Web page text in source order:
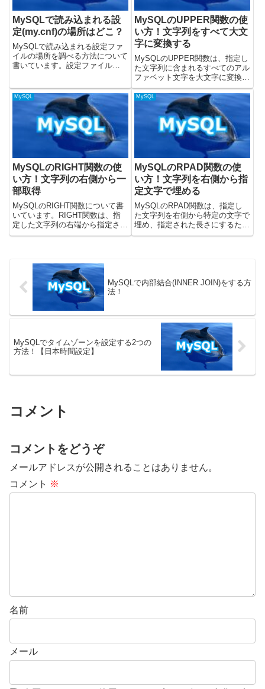
MySQLで読み込まれる設
定(my.cnf)の場所はどこ？
MySQLで読み込まれる設定ファ
イルの場所を調べる方法について
書いています。設定ファイル
ションを読み取って動作してくれ
ます。設定ファイル(オプション
ファイル)については、...
MySQLのUPPER関数の使
い方！文字列をすべて大文
字に変換する
MySQLのUPPER関数は、指定し
た文字列に含まれるすべてのアル
ファベット文字を大文字に変換す
るために使用されます。データの
正規化、検索時の大文字・小文字
の区別をなくす（ケースインセン
シティブ検索）、レポートの体裁
を整えるなど、文字列の操...
MySQL
MySQLのRIGHT関数の使
い方！文字列の右側から一
部取得
MySQLのRIGHT関数について書
いています。RIGHT関数は、指
定した文字列の右端から指定され
た文字数分の部分文字列を抽出す
尾部分の取得、文字列データの整
形など、文字列操作にお...
MySQL
MySQLのRPAD関数の使
い方！文字列を右側から指
定文字で埋める
MySQLのRPAD関数は、指定し
た文字列を右側から特定の文字で
埋め、指定された長さにするため
に使用されます。データの整形、
MySQLで内部結合(INNER JOIN)をする方
法！
MySQLでタイムゾーンを設定する2つの
方法！【日本時間設定】
コメント
コメントをどうぞ
メールアドレスが公開されることはありません。
コメント ※
名前
メール